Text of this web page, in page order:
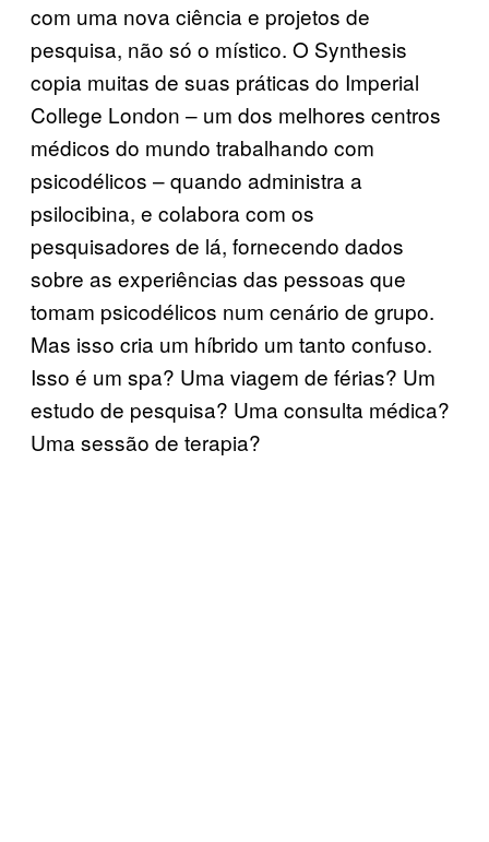
com uma nova ciência e projetos de
pesquisa, não só o místico. O Synthesis
copia muitas de suas práticas do Imperial
College London – um dos melhores centros
médicos do mundo trabalhando com
psicodélicos – quando administra a
psilocibina, e colabora com os
pesquisadores de lá, fornecendo dados
sobre as experiências das pessoas que
tomam psicodélicos num cenário de grupo.
Mas isso cria um híbrido um tanto confuso.
Isso é um spa? Uma viagem de férias? Um
estudo de pesquisa? Uma consulta médica?
Uma sessão de terapia?